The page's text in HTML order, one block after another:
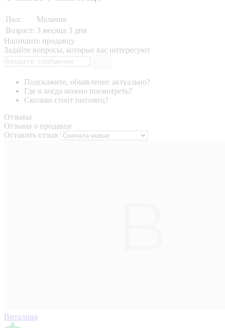
Пол:
Мальчик
Возраст: 3 месяца 3 дня
Напишите продавцу
Задайте вопросы, которые вас интересуют
Подскажите, объявление актуально?
Где и когда можно посмотреть?
Сколько стоит питомец?
Отзывы
Отзывы о продавце
Оставить отзыв
Виталина